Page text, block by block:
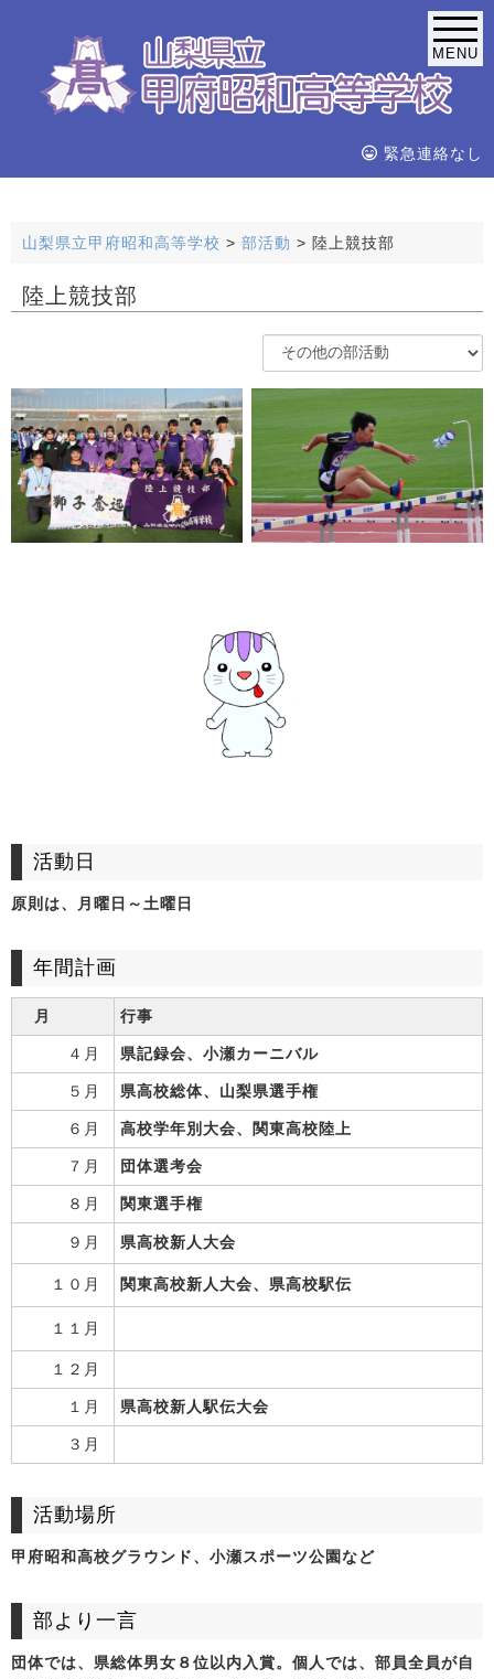
MENU
緊急連絡なし
山梨県立甲府昭和高等学校 > 部活動 > 陸上競技部
陸上競技部
活動日
原則は、月曜日～土曜日
年間計画
月 行事
４月 県記録会、小瀬カーニバル
５月 県高校総体、山梨県選手権
６月 高校学年別大会、関東高校陸上
７月 団体選考会
８月 関東選手権
９月 県高校新人大会
１０月 関東高校新人大会、県高校駅伝
１１月
１２月
１月 県高校新人駅伝大会
３月
活動場所
甲府昭和高校グラウンド、小瀬スポーツ公園など
部より一言
団体では、県総体男女８位以内入賞。個人では、部員全員が自